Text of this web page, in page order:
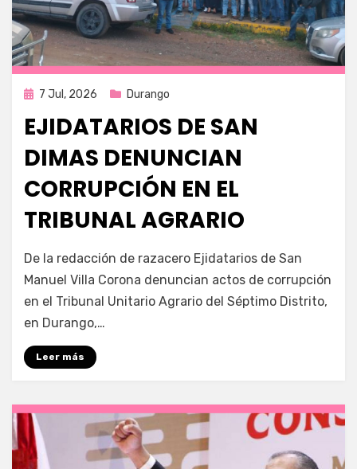
Publicada
7 Jul, 2026 Durango
EJIDATARIOS DE SAN
DIMAS DENUNCIAN
CORRUPCIÓN EN EL
TRIBUNAL AGRARIO
por Fernando Miranda Servín
De la redacción de razacero Ejidatarios de San
Manuel Villa Corona denuncian actos de corrupción
en el Tribunal Unitario Agrario del Séptimo Distrito,
en Durango,…
Leer más